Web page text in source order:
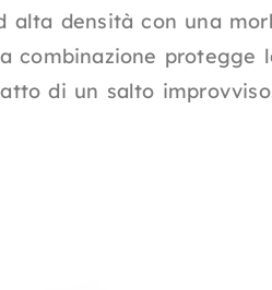
alta densità con una
combinazione protegge
di un salto